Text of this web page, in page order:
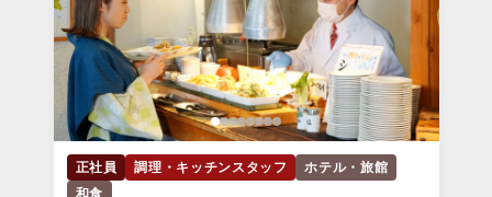
正社員 調理・キッチンスタッフ
ホテル・旅館
和食